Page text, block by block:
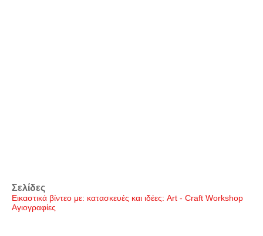
Σελίδες
Εικαστικά βίντεο με: κατασκευές και ιδέες: Art - Craft Workshop
Αγιογραφίες